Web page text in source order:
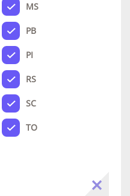
MS
PB
PI
RS
SC
TO